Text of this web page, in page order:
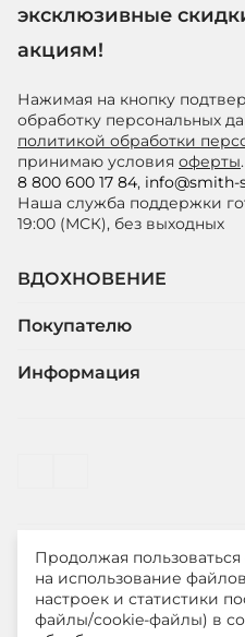
эксклюзивные
акциям!
Нажимая на кнопку
обработку персональных
политикой обработки
принимаю условия оферты.
8 800 600 17 84, info@smith-
Наша служба поддержки
19:00 (МСК), без выходных
ВДОХНОВЕНИЕ
Покупателю
Информация
© ООО "ЛиМ Холдинг" 2026
Smith&Soul – модная
Продолжая
на использование
настроек и статистики
файлы/cookie-файлы) в